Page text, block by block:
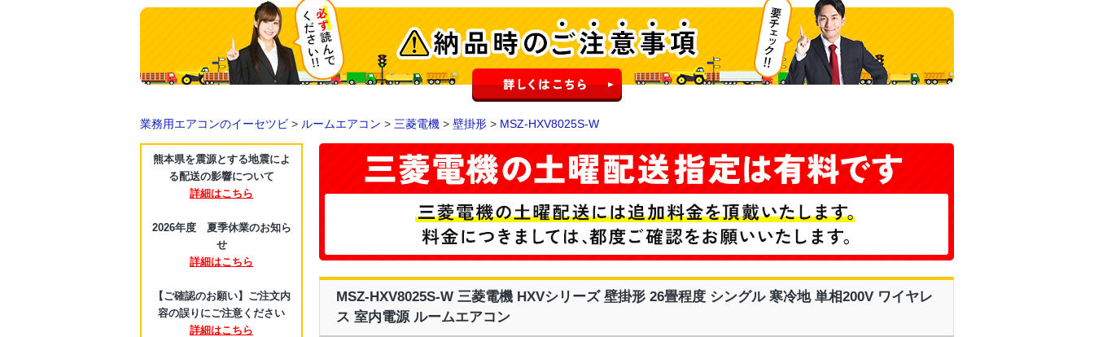
業務用エアコンのイーセツビ > ルームエアコン > 三菱電機 > 壁掛形 > MSZ-HXV8025S-W
MSZ-HXV8025S-W 三菱電機 HXVシリーズ 壁掛形 26畳程度 シングル 寒冷地 単相200V ワイヤレ
ス 室内電源 ルームエアコン
熊本県を震源とする地震によ
る配送の影響について
詳細はこちら
2026年度 夏季休業のお知ら
せ
詳細はこちら
【ご確認のお願い】ご注文内
容の誤りにご注意ください
詳細はこちら